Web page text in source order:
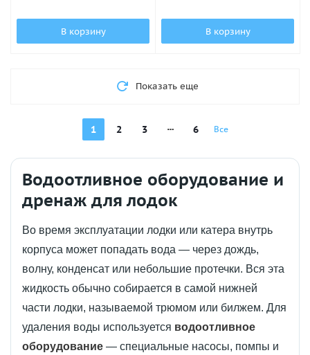
В корзину В корзину
Показать еще
1 2 3 6 Все
Водоотливное оборудование и
дренаж для лодок
Во время эксплуатации лодки или катера внутрь
корпуса может попадать вода — через дождь,
волну, конденсат или небольшие протечки. Вся эта
жидкость обычно собирается в самой нижней
части лодки, называемой трюмом или билжем. Для
удаления воды используется водоотливное
оборудование — специальные насосы, помпы и